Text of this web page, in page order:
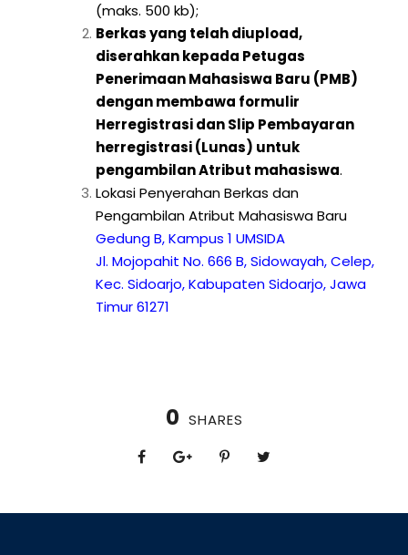
(maks. 500 kb);
Berkas yang telah diupload,
diserahkan kepada Petugas
Penerimaan Mahasiswa Baru (PMB)
dengan membawa formulir
Herregistrasi dan Slip Pembayaran
herregistrasi (Lunas) untuk
pengambilan Atribut mahasiswa.
Lokasi Penyerahan Berkas dan
Pengambilan Atribut Mahasiswa Baru
Gedung B, Kampus 1 UMSIDA
Jl. Mojopahit No. 666 B, Sidowayah, Celep,
Kec. Sidoarjo, Kabupaten Sidoarjo, Jawa
Timur 61271
0 SHARES